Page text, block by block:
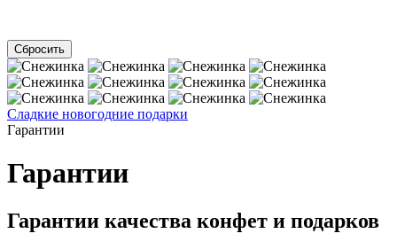
Сладкие новогодние подарки
Гарантии
Гарантии
Гарантии качества конфет и подарков